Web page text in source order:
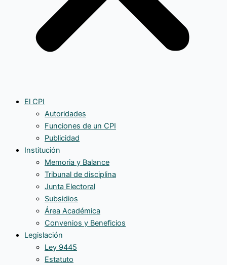
El CPI
Autoridades
Funciones de un CPI
Publicidad
Institución
Memoria y Balance
Tribunal de disciplina
Junta Electoral
Subsidios
Área Académica
Convenios y Beneficios
Legislación
Ley 9445
Estatuto